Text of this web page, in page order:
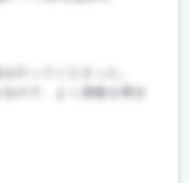
行ってくださった。
ので、よく講義を聞き